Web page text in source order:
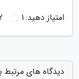
امتیاز دهید:1
دیدگاه های مرتبط